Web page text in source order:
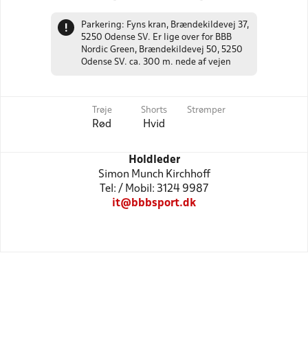
!
Parkering: Fyns kran, Brændekildevej 37,
5250 Odense SV. Er lige over for BBB
Nordic Green, Brændekildevej 50, 5250
Odense SV. ca. 300 m. nede af vejen
Trøje
Rød
Shorts
Hvid
Strømper
Holdleder
Simon Munch Kirchhoff
Tel: / Mobil: 3124 9987
it@bbbsport.dk